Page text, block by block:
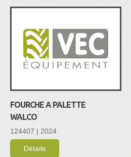
FOURCHE A PALETTE
WALCO
124407 | 2024
Détails